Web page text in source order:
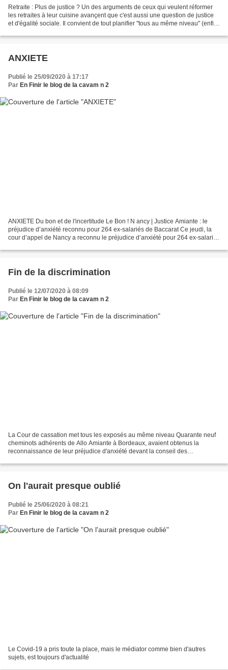
Retraite : Plus de justice ? Un des arguments de ceux qui veulent réformer
les retraites à leur cuisine avançent que c'est aussi une question de justice
et d'égalité sociale. Il convient de tout planifier "tous au même niveau" (enfin
ANXIETE
Publié le 25/09/2020 à 17:17
Par En Finir le blog de la cavam n 2
ANXIETE Du bon et de l'incertitude Le Bon ! N ancy | Justice Amiante : le
préjudice d’anxiété reconnu pour 264 ex-salariés de Baccarat Ce jeudi, la
cour d’appel de Nancy a reconnu le préjudice d’anxiété pour 264 ex-salariés
Fin de la discrimination
Publié le 12/07/2020 à 08:09
Par En Finir le blog de la cavam n 2
La Cour de cassation met tous les exposés au même niveau Quarante neuf
cheminots adhérents de Allo Amiante à Bordeaux, avaient obtenus la
reconnaissance de leur préjudice d'anxiété devant la conseil des
On l'aurait presque oublié
Publié le 25/06/2020 à 08:21
Par En Finir le blog de la cavam n 2
Le Covid-19 a pris toute la place, mais le médiator comme bien d'autres
sujets, est toujours d'actualité